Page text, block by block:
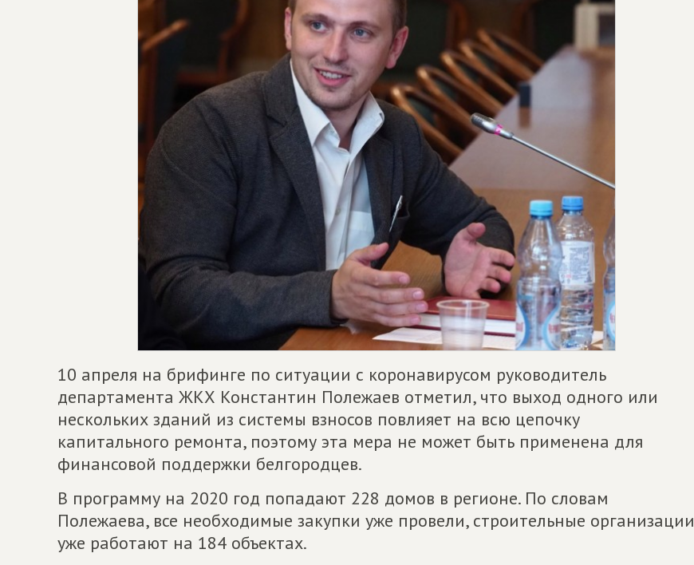
10 апреля на брифинге по ситуации с коронавирусом руководитель
департамента ЖКХ Константин Полежаев отметил, что выход одного или
нескольких зданий из системы взносов повлияет на всю цепочку
капитального ремонта, поэтому эта мера не может быть применена для
финансовой поддержки белгородцев.
В программу на 2020 год попадают 228 домов в регионе. По словам
Полежаева, все необходимые закупки уже провели, строительные организации
уже работают на 184 объектах.